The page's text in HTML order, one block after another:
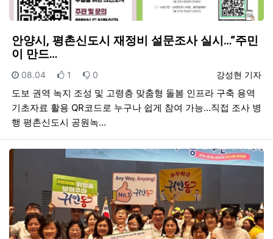
안양시, 평촌신도시 재정비 설문조사 실시…“주민
이 만드…
등록자
강성현 기자
등록일
08.04 추천
1 비추천
0
도보 권역 녹지 조성 및 고령층 맞춤형 돌봄 인프라 구축 용역
기초자료 활용 QR코드로 누구나 쉽게 참여 가능…직접 조사 병
행 평촌신도시 공원녹…